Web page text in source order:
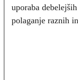
uporaba
polaganje raznih